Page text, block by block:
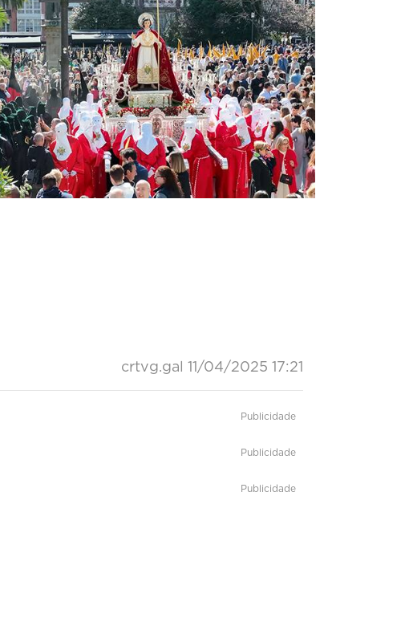
crtvg.gal 11/04/2025 17:21
Publicidade
Publicidade
Publicidade